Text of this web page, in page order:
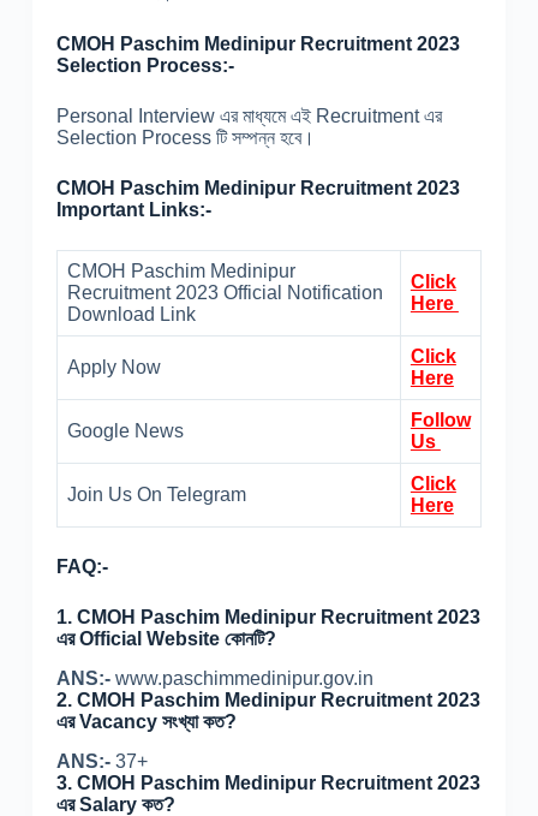
CMOH Paschim Medinipur Recruitment 2023
Selection Process:-
Personal Interview এর মাধ্যমে এই Recruitment এর
Selection Process টি সম্পন্ন হবে।
CMOH Paschim Medinipur Recruitment 2023
Important Links:-
CMOH Paschim Medinipur
Recruitment 2023 Official Notification
Download Link
Click
Here
Apply Now
Click
Here
Google News
Follow
Us
Join Us On Telegram
Click
Here
FAQ:-
1. CMOH Paschim Medinipur Recruitment 2023
এর Official Website কোনটি?
ANS:-www.paschimmedinipur.gov.in
2. CMOH Paschim Medinipur Recruitment 2023
এর Vacancy সংখ্যা কত?
ANS:-37+
3. CMOH Paschim Medinipur Recruitment 2023
এর Salary কত?